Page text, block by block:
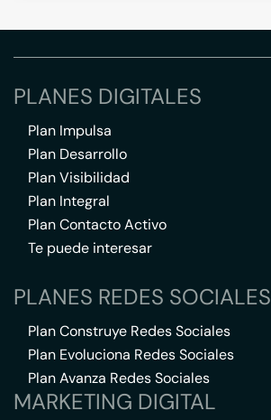
PLANES DIGITALES
Plan Impulsa
Plan Desarrollo
Plan Visibilidad
Plan Integral
Plan Contacto Activo
Te puede interesar
PLANES REDES SOCIALES
Plan Construye Redes Sociales
Plan Evoluciona Redes Sociales
Plan Avanza Redes Sociales
MARKETING DIGITAL